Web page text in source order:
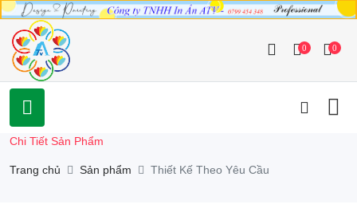
0 0
Chi Tiết Sản Phẩm
Trang chủ Sản phẩm Thiết Kế Theo Yêu Cầu